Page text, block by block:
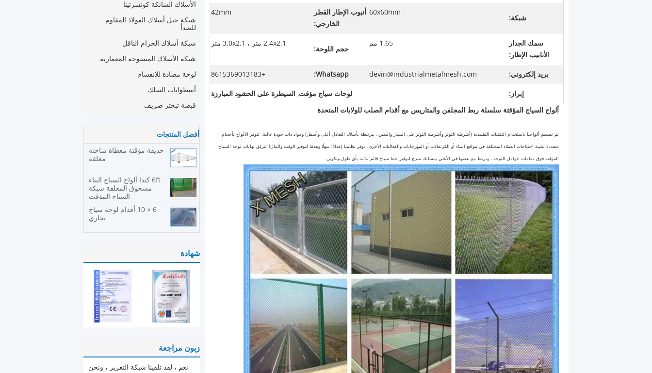
الأسلاك الشائكة كونسرتينا
شبكة حبل أسلاك الفولاذ المقاوم
للصدأ
شبكة أسلاك الحزام الناقل
شبكة الأسلاك المنسوجة المعمارية
لوحة مضادة للانقسام
أسطوانات السلك
قبضة تبختر صريف
أفضل المنتجات
حديقة مؤقتة مغطاة ساخنة
مغلفة
6ft كندا ألواح السياج البناء
مسحوق المغلفة شبكة
السياج المؤقت
6 × 10 أقدام لوحة سياج
تجاري
شهادة
زبون مراجعة
نعم ، لقد تلقينا شبكة التعزيز ، ونحن
شبكة:
60x60mm أنبوب الإطار القطر
الخارجي:
42mm
سمك الجدار
الأنابيب الإطار:
1.65 مم
حجم اللوحة:
2.4x2.1 متر ، 3.0x2.1 متر
بريد إلكتروني: devin@industrialmetalmesh.com
Whatsapp:
+8615369013183
إبراز: لوحات سياج مؤقت, السيطرة على الحشود المبارزة
ألواح السياج المؤقتة سلسلة ربط المجلفن والمتاريس مع أقدام الصلب للولايات المتحدة
تم تصميم ألواحنا باستخدام التقنيات التقليدية (أشرطة التوتر وأشرطة التوتر على اليسار واليمين ، مرتبطة بأسلاك التعادل أعلى وأسفل) ومواد ذات جودة عالية. تتوفر الألواح بأحجام
متعددة لتلبية احتياجات العملاء المختلفة في مواقع البناء أو الكرنفالات أو المهرجانات والفعاليات الأخرى. يوفر نظامنا إعدادًا سهلًا وهدمًا لتوفير الوقت والمال! تنزلق نهايات لوحة السياج
المؤقتة فوق دعامات حوامل اللوحة ، وتربط مع بعضها في الأعلى بمشابك سرج لتوفير خط سياج قائم بذاته بأي طول وتكوين.